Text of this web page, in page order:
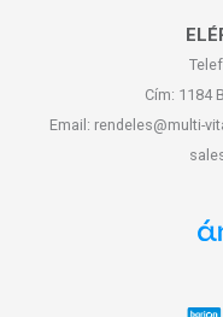
Cím: 1184
Email: rendeles@multi-